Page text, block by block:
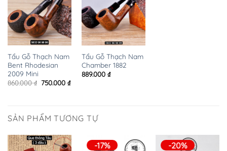
Tẩu Gỗ Thạch Nam
Bent Rhodesian
2009 Mini
860.000₫ Giá
750.000 ₫Giá
Tẩu Gỗ Thạch Nam
Chamber 1882
889.000 ₫
SẢN PHẨM TƯƠNG TỰ
-17% -20%